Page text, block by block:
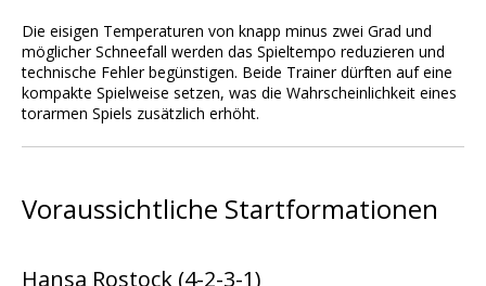
Die eisigen Temperaturen von knapp minus zwei Grad und
möglicher Schneefall werden das Spieltempo reduzieren und
technische Fehler begünstigen. Beide Trainer dürften auf eine
kompakte Spielweise setzen, was die Wahrscheinlichkeit eines
torarmen Spiels zusätzlich erhöht.
Voraussichtliche Startformationen
Hansa Rostock (4-2-3-1)